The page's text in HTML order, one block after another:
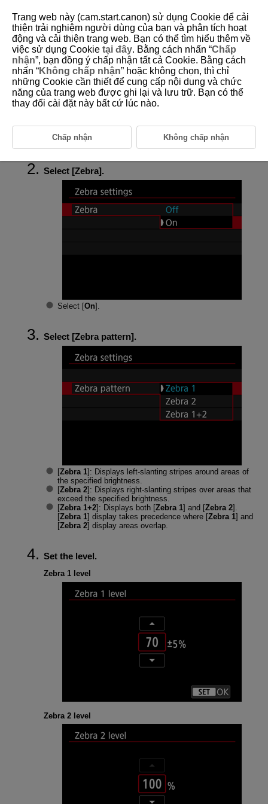
D388-111
Zebra Settings
To help you adjust exposure before or during movie recording, you can
Select [Zebra].
Select [On].
Select [Zebra pattern].
[Zebra 1]: Displays left-slanting stripes around areas of
the specified brightness.
[Zebra 2]: Displays right-slanting stripes over areas that
exceed the specified brightness.
[Zebra 1+2]: Displays both [Zebra 1] and [Zebra 2].
[Zebra 1] display takes precedence where [Zebra 1] and
[Zebra 2] display areas overlap.
Set the level.
Zebra 1 level
Zebra 2 level
Trang web này (cam.start.canon) sử dụng Cookie để cải
thiện trải nghiệm người dùng của bạn và phân tích hoạt
động và cải thiện trang web. Bạn có thể tìm hiểu thêm về
việc sử dụng Cookie tại đây. Bằng cách nhấn “Chấp
nhận”, bạn đồng ý chấp nhận tất cả Cookie. Bằng cách
nhấn “Không chấp nhận” hoặc không chọn, thì chỉ
những Cookie cần thiết để cung cấp nội dung và chức
năng của trang web được ghi lại và lưu trữ. Bạn có thể
thay đổi cài đặt này bất cứ lúc nào.
Chấp nhận Không chấp nhận